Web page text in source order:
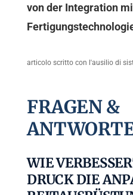
von der Integration
articolo scritto con l'ausilio di
FRAGEN &
WIE
DRUCK DIE